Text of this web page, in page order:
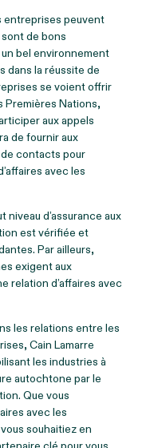
peuvent
de bons
bel environnement
dans la réussite de
se voient offrir
Premières Nations,
aux appels
de fournir aux
contacts pour
avec les
d’assurance aux
est vérifiée et
Par ailleurs,
exigent aux
relation d’affaires avec
les relations entre les
Cain Lamarre
les industries à
autochtone par le
Que vous
avec les
souhaitiez en